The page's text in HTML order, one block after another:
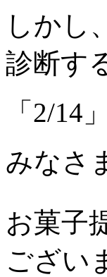
しかし
診断す
「2/14
みなさ
お菓子
ござい